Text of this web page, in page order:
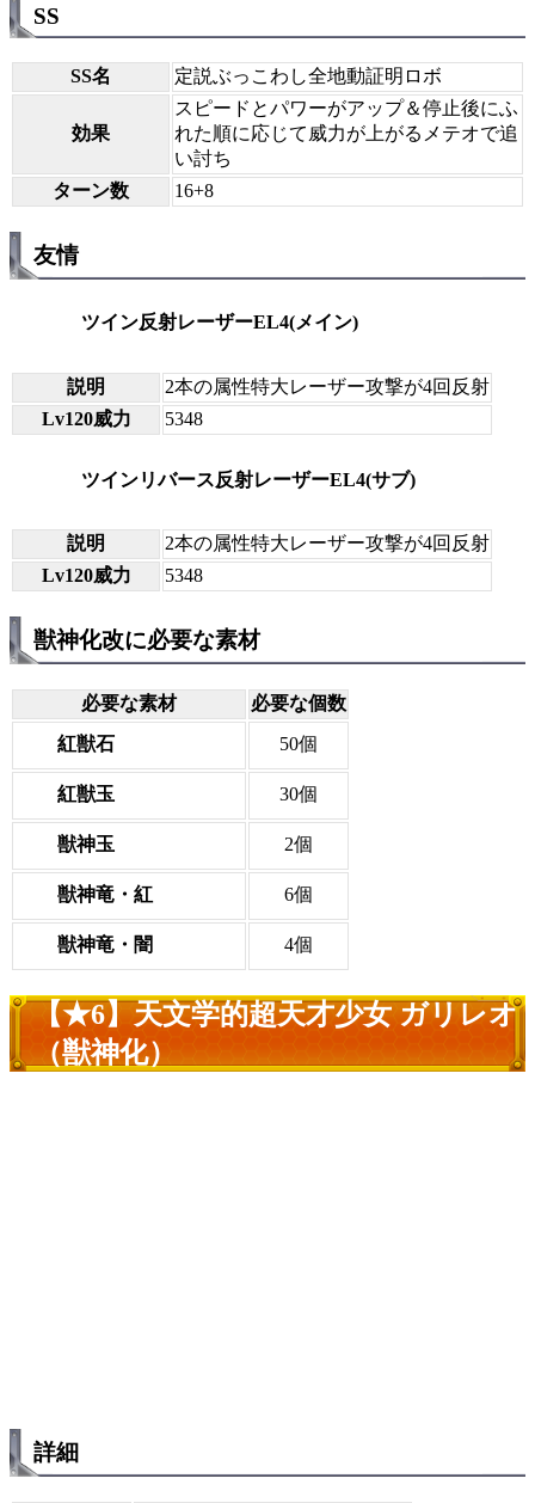
SS
SS名 定説ぶっこわし全地動証明ロボ
効果
スピードとパワーがアップ＆停止後にふ
れた順に応じて威力が上がるメテオで追
い討ち
ターン数
16+8
友情
ツイン反射レーザーEL4(メイン)
説明
2本の属性特大レーザー攻撃が4回反射
Lv120威力
5348
ツインリバース反射レーザーEL4(サブ)
説明
2本の属性特大レーザー攻撃が4回反射
Lv120威力
5348
獣神化改に必要な素材
必要な素材
必要な個数
紅獣石
50個
紅獣玉 30個
獣神玉 2個
獣神竜・紅 6個
獣神竜・闇 4個
【★6】天文学的超天才少女 ガリレオ
（獣神化）
詳細